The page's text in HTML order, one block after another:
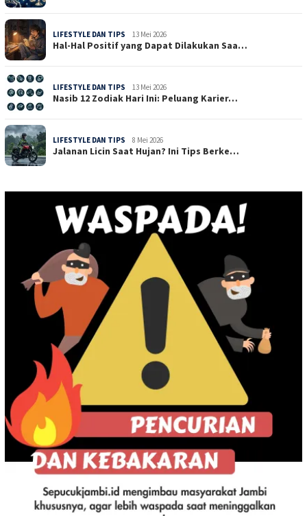
LIFESTYLE DAN TIPS 13 Mei 2026
Hal-Hal Positif yang Dapat Dilakukan Saa…
LIFESTYLE DAN TIPS 13 Mei 2026
Nasib 12 Zodiak Hari Ini: Peluang Karier…
LIFESTYLE DAN TIPS 8 Mei 2026
Jalanan Licin Saat Hujan? Ini Tips Berke…